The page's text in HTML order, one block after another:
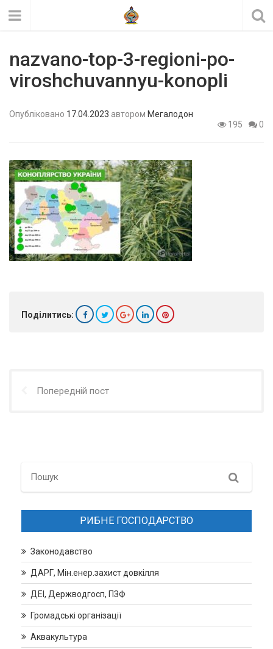
nazvano-top-3-regioni-po-
viroshchuvannyu-konopli
Опубліковано 17.04.2023 автором Мегалодон
195
0
Поділитись:
Попередній пост
Search
РИБНЕ ГОСПОДАРСТВО
Законодавство
ДАРГ, Мін.енер.захист довкілля
ДЕІ, Держводгосп, ПЗФ
Громадські організації
Аквакультура